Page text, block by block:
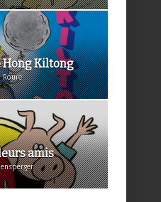
Hong Kiltong
Roure
amis